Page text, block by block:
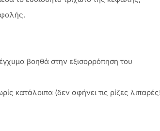
βοηθά στην εξισορρόπηση του
κατάλοιπα (δεν αφήνει τις ρίζες